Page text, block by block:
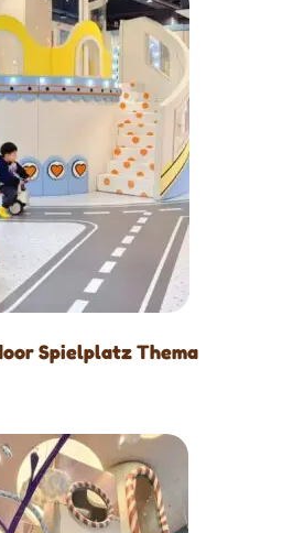
Spielplatz Thema